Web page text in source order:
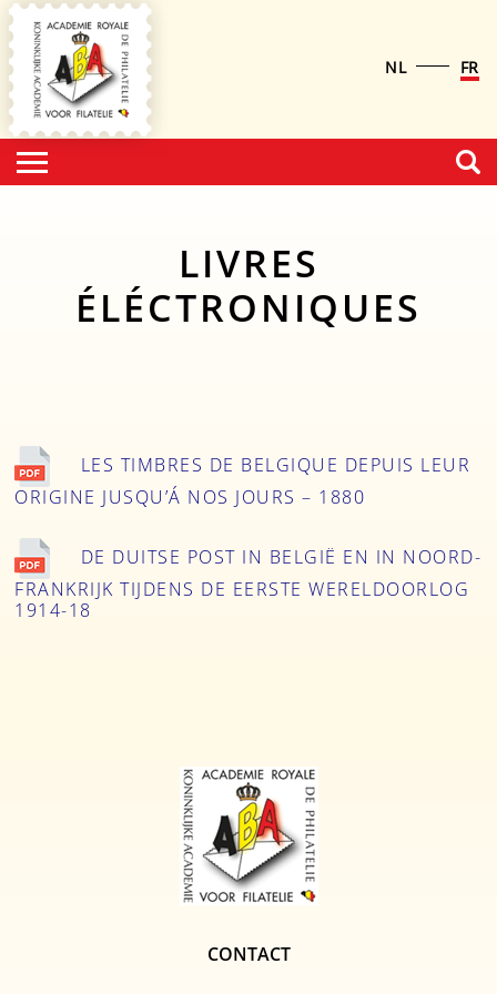
NL FR
LIVRES
ÉLÉCTRONIQUES
LES TIMBRES DE BELGIQUE DEPUIS LEUR
ORIGINE JUSQU’Á NOS JOURS – 1880
DE DUITSE POST IN BELGIË EN IN NOORD-
FRANKRIJK TIJDENS DE EERSTE WERELDOORLOG
1914-18
CONTACT